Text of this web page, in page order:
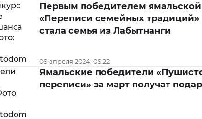
Первым победителем ямальской
«Переписи семейных традиций»
стала семья из Лабытнанги
09 апреля 2024, 09:22
Ямальские победители
переписи» за март получат